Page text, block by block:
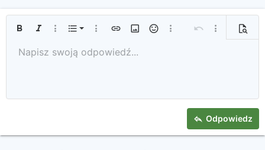
Pogrubienie
KursywaWięcej opcji...
Lista
Uporządkowana lista
Nieuporządkowana lista
Więcej opcji...
Wprowadź link
Wprowadź obrazek
UśmieszkiWięcej opcji...
CofnijWięcej opcji...
Rozmiar czcionki
9
Kolor tekstu
Rodzaj czcionki
Arial
Przekreślenie
Podkreślenie
Kod wewnętrzny
Spoiler wewnątrz tekstu
WyrównanieTekst od lewej
Format tekstuStandardowy
Nagłówek 2
CytatMediaWprowadź tabelę
Linia pozioma
SpoilerKod
PonówPrzełącz BB Code
Usuwanie formatowania
Szkice Zapisz szkic
Napisz swoją odpowiedź...
Odpowiedz